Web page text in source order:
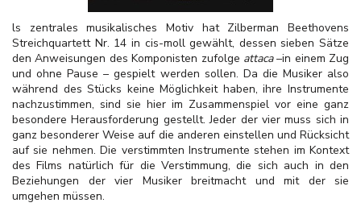
ls zentrales musikalisches Motiv hat Zilberman Beethovens
Streichquartett Nr. 14 in cis-moll gewählt, dessen sieben Sätze
den Anweisungen des Komponisten zufolge attaca–in einem Zug
und ohne Pause – gespielt werden sollen. Da die Musiker also
während des Stücks keine Möglichkeit haben, ihre Instrumente
nachzustimmen, sind sie hier im Zusammenspiel vor eine ganz
besondere Herausforderung gestellt. Jeder der vier muss sich in
ganz besonderer Weise auf die anderen einstellen und Rücksicht
auf sie nehmen. Die verstimmten Instrumente stehen im Kontext
des Films natürlich für die Verstimmung, die sich auch in den
Beziehungen der vier Musiker breitmacht und mit der sie
umgehen müssen.